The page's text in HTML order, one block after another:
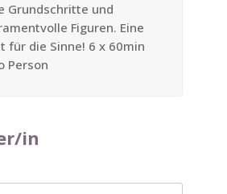
Grundschritte und
Figuren. Eine
für die Sinne! 6 x 60min
Person
in